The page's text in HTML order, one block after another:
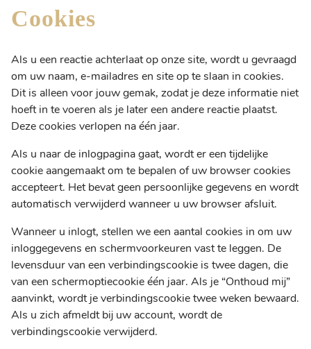
Cookies
Als u een reactie achterlaat op onze site, wordt u gevraagd
om uw naam, e-mailadres en site op te slaan in cookies.
Dit is alleen voor jouw gemak, zodat je deze informatie niet
hoeft in te voeren als je later een andere reactie plaatst.
Deze cookies verlopen na één jaar.
Als u naar de inlogpagina gaat, wordt er een tijdelijke
cookie aangemaakt om te bepalen of uw browser cookies
accepteert. Het bevat geen persoonlijke gegevens en wordt
automatisch verwijderd wanneer u uw browser afsluit.
Wanneer u inlogt, stellen we een aantal cookies in om uw
inloggegevens en schermvoorkeuren vast te leggen. De
levensduur van een verbindingscookie is twee dagen, die
van een schermoptiecookie één jaar. Als je “Onthoud mij”
aanvinkt, wordt je verbindingscookie twee weken bewaard.
Als u zich afmeldt bij uw account, wordt de
verbindingscookie verwijderd.